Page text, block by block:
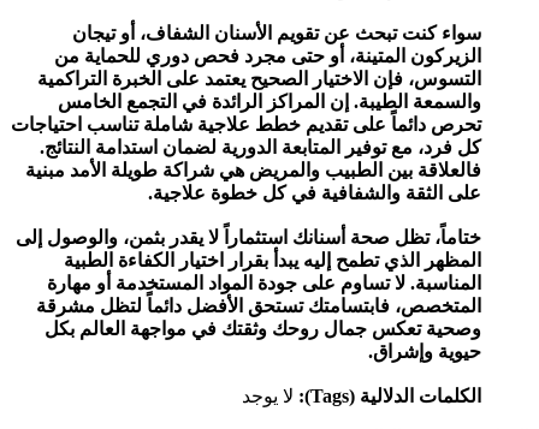
سواء كنت تبحث عن تقويم الأسنان الشفاف، أو تيجان
الزيركون المتينة، أو حتى مجرد فحص دوري للحماية من
التسوس، فإن الاختيار الصحيح يعتمد على الخبرة التراكمية
والسمعة الطيبة. إن المراكز الرائدة في التجمع الخامس
تحرص دائماً على تقديم خطط علاجية شاملة تناسب احتياجات
كل فرد، مع توفير المتابعة الدورية لضمان استدامة النتائج.
فالعلاقة بين الطبيب والمريض هي شراكة طويلة الأمد مبنية
على الثقة والشفافية في كل خطوة علاجية.
ختاماً، تظل صحة أسنانك استثماراً لا يقدر بثمن، والوصول إلى
المظهر الذي تطمح إليه يبدأ بقرار اختيار الكفاءة الطبية
المناسبة. لا تساوم على جودة المواد المستخدمة أو مهارة
المتخصص، فابتسامتك تستحق الأفضل دائماً لتظل مشرقة
وصحية تعكس جمال روحك وثقتك في مواجهة العالم بكل
حيوية وإشراق.
الكلمات الدلالية (Tags): لا يوجد